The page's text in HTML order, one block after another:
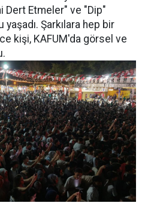
Dert Etmeler" ve "Dip"
Şarkılara hep bir
kişi, KAFUM'da görsel ve